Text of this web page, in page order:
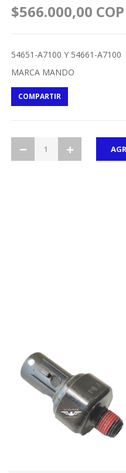
$566.000,00 COP
54651-A7100 Y 54661-A7100
MARCA MANDO
COMPARTIR